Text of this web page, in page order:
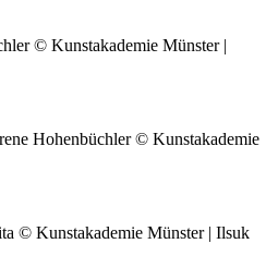
© Kunstakademie Münster |
Hohenbüchler © Kunstakademie
© Kunstakademie Münster | Ilsuk